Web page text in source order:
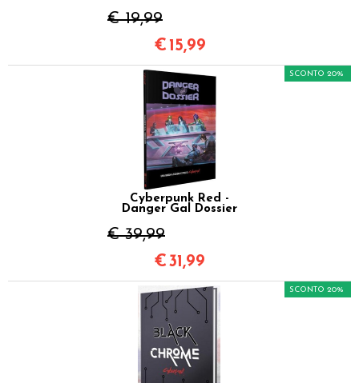
€ 19,99
€ 15,99
Cyberpunk Red -
Danger Gal Dossier
€ 39,99
SCONTO 20%
€31,99
SCONTO 20%